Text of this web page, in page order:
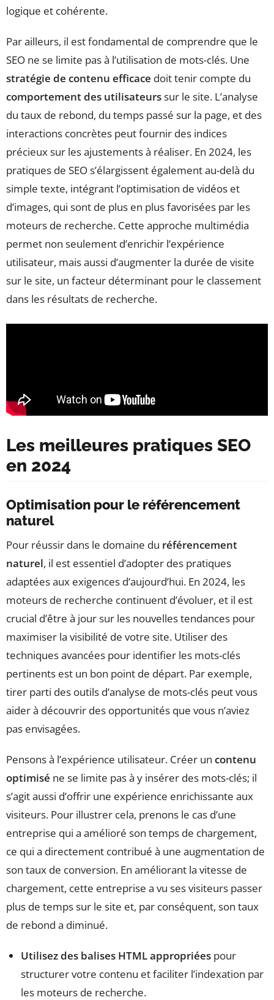
logique et cohérente.
Par ailleurs, il est fondamental de comprendre que le
SEO ne se limite pas à l’utilisation de mots-clés. Une
stratégie de contenu efficace doit tenir compte du
comportement des utilisateurssur le site. L’analyse
du taux de rebond, du temps passé sur la page, et des
interactions concrètes peut fournir des indices
précieux sur les ajustements à réaliser. En 2024, les
pratiques de SEO s’élargissent également au-delà du
simple texte, intégrant l’optimisation de vidéos et
d’images, qui sont de plus en plus favorisées par les
moteurs de recherche. Cette approche multimédia
permet non seulement d’enrichir l’expérience
utilisateur, mais aussi d’augmenter la durée de visite
sur le site, un facteur déterminant pour le classement
dans les résultats de recherche.
Les meilleures pratiques SEO
en 2024
Optimisation pour le référencement
naturel
Pour réussir dans le domaine du référencement
naturel, il est essentiel d’adopter des pratiques
adaptées aux exigences d’aujourd’hui. En 2024, les
moteurs de recherche continuent d’évoluer, et il est
crucial d’être à jour sur les nouvelles tendances pour
maximiser la visibilité de votre site. Utiliser des
techniques avancées pour identifier les mots-clés
pertinents est un bon point de départ. Par exemple,
tirer parti des outils d’analyse de mots-clés peut vous
aider à découvrir des opportunités que vous n’aviez
pas envisagées.
Pensons à l’expérience utilisateur. Créer un contenu
optimisé ne se limite pas à y insérer des mots-clés; il
s’agit aussi d’offrir une expérience enrichissante aux
visiteurs. Pour illustrer cela, prenons le cas d’une
entreprise qui a amélioré son temps de chargement,
ce qui a directement contribué à une augmentation de
son taux de conversion. En améliorant la vitesse de
chargement, cette entreprise a vu ses visiteurs passer
plus de temps sur le site et, par conséquent, son taux
de rebond a diminué.
Utilisez des balises HTML appropriées pour
structurer votre contenu et faciliter l’indexation par
les moteurs de recherche.